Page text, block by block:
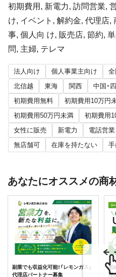
初期費用, 新電力, 訪問営業,
け, イベント, 解約金, 代理店,
事, 個人向 け, 販売店, 節約,
問, 主婦, テレマ
法人向け 個人事業主向け 全
北信越
東海 関西 中国・
初期費用無料
初期費用10万円
初期費用50万円未満
初期費用
女性に販売
新電力 電話営業
無店舗可
在庫を持たない
あなたにオススメの商
副業でも収益化可能！「レモンガス」
代理店パートナー募集
初
理